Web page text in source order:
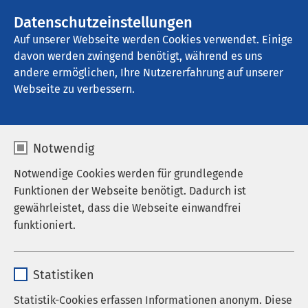
Datenschutzeinstellungen
Auf unserer Webseite werden Cookies verwendet. Einige
davon werden zwingend benötigt, während es uns
andere ermöglichen, Ihre Nutzererfahrung auf unserer
Webseite zu verbessern.
Notwendig
Notwendige Cookies werden für grundlegende
Funktionen der Webseite benötigt. Dadurch ist
gewährleistet, dass die Webseite einwandfrei
funktioniert.
Anbieter sgalinski
Statistiken
Statistik-Cookies erfassen Informationen anonym. Diese
AMEOS Reha Klinikum Inntal
Auf einen Blick
Als Fachklinik für Psychosomatische Medizin und
Psychotherapie verfolgen wir das Ziel der
erkrankter Menschen. Die Kernkompetenzen der
Behandlungsteams liegen in der rehabilitativen,
psychosomatischer Erkrankungen.